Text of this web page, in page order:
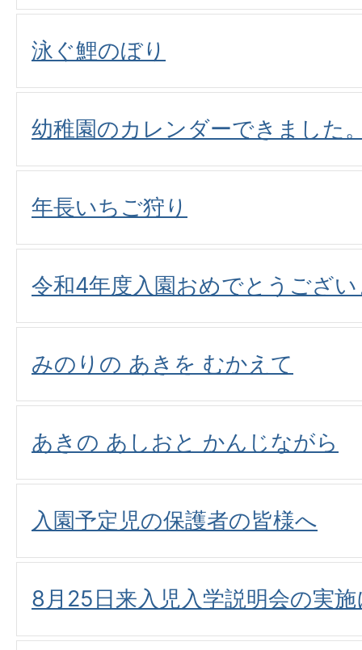
泳ぐ鯉のぼり
幼稚園のカレンダーできました
年長いちご狩り
令和4年度入園おめでとうござ
みのりの あきを むかえて
あきの あしおと かんじながら
入園予定児の保護者の皆様へ
8月25日来入児入学説明会の実